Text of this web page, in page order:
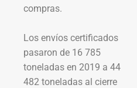
compras.
Los envíos certificados
pasaron de 16 785
toneladas en 2019 a 44
482 toneladas al cierre